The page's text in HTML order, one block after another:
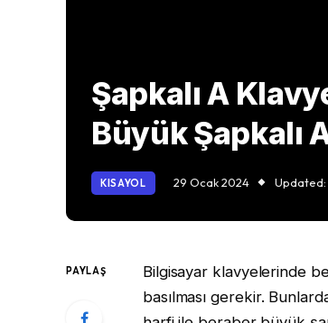
Şapkalı A
Büyük Şapkalı
KISAYOL 29 Ocak 2024 Updated:
PAYLAŞ
Bilgisayar klavyelerinde
basılması gerekir.